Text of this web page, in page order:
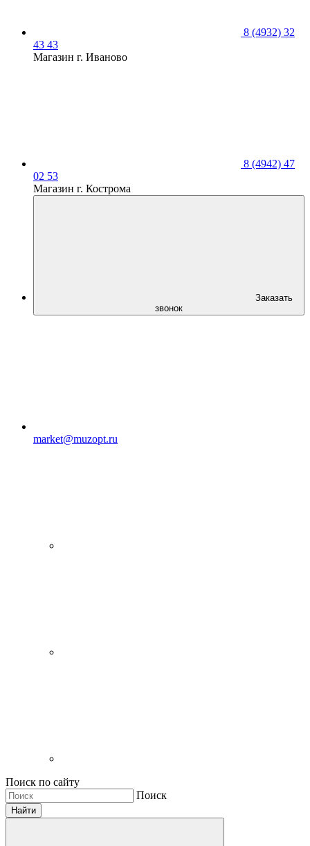
8 (4932) 32
43 43
Магазин г. Иваново
8 (4942) 47
02 53
Магазин г. Кострома
Заказать
звонок
market@muzopt.ru
Поиск по сайту
Поиск
Найти